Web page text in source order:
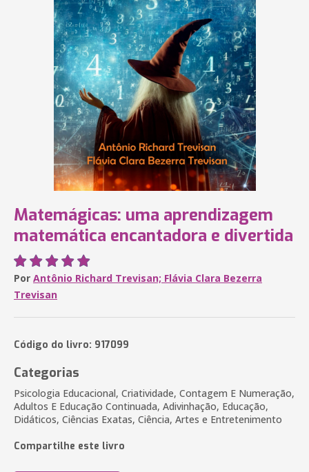
Matemágicas: uma aprendizagem
matemática encantadora e divertida
Por Antônio Richard Trevisan; Flávia Clara Bezerra
Trevisan
Código do livro: 917099
Categorias
Psicologia Educacional, Criatividade, Contagem E Numeração,
Adultos E Educação Continuada, Adivinhação, Educação,
Didáticos, Ciências Exatas, Ciência, Artes e Entretenimento
Compartilhe este livro